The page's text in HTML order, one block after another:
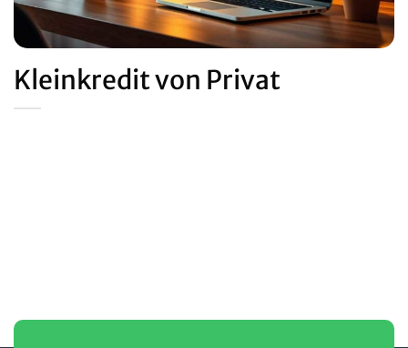
Kleinkredit von Privat